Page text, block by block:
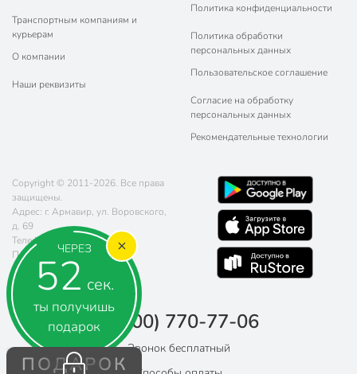
ЧЕРЕЗ
51 сек.
ты получишь
подарок
ПОДАРОК
Транспортным компаниям и
курьерам
О компании
Наши реквизиты
Политика конфиденциальности
Политика обработки
персональных данных
Пользовательское соглашение
Согласие на обработку
персональных данных
Рекомендательные технологии
Copyright © 2011-2026. Все права
защищены.
Адрес: г. Армавир, ул. Воровского,
д. 69
Телефон:
8 (800) 770-77-06
Почта:
sales@poryadok.ru
8 (800) 770-77-06
Звонок бесплатный